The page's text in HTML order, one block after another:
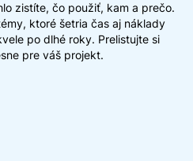
zistíte, čo použiť, kam a prečo.
ktoré šetria čas aj náklady
po dlhé roky. Prelistujte si
pre váš projekt.